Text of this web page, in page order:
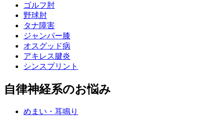
ゴルフ肘
野球肘
タナ障害
ジャンパー膝
オスグッド病
アキレス腱炎
シンスプリント
自律神経系のお悩み
めまい・耳鳴り